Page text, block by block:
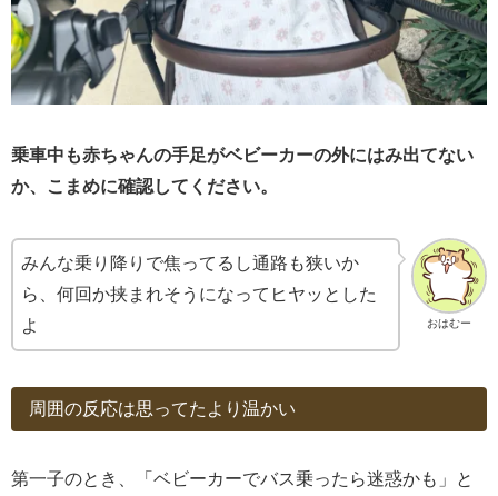
乗車中も赤ちゃんの手足がベビーカーの外にはみ出てない
か、こまめに確認してください。
おはむー
みんな乗り降りで焦ってるし通路も狭いか
ら、何回か挟まれそうになってヒヤッとした
よ
周囲の反応は思ってたより温かい
第一子のとき、「ベビーカーでバス乗ったら迷惑かも」と